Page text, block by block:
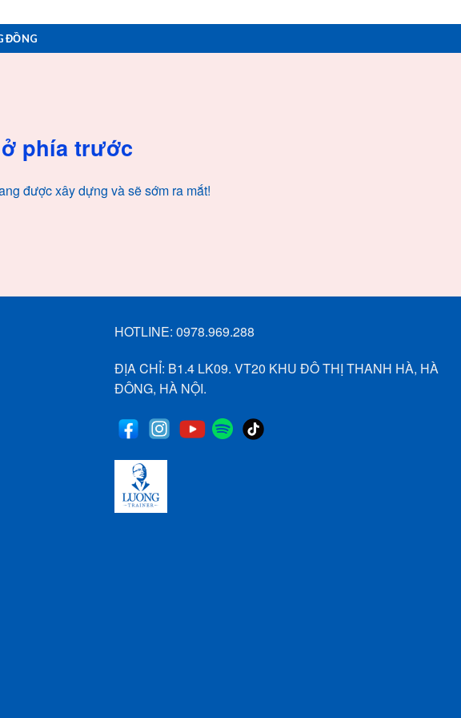
ĐỒNG
phía trước
được xây dựng và sẽ sớm ra mắt!
HOTLINE: 0978.969.288
ĐỊA CHỈ: B1.4 LK09. VT20 KHU ĐÔ THỊ THANH HÀ, HÀ
ĐÔNG, HÀ NỘI.